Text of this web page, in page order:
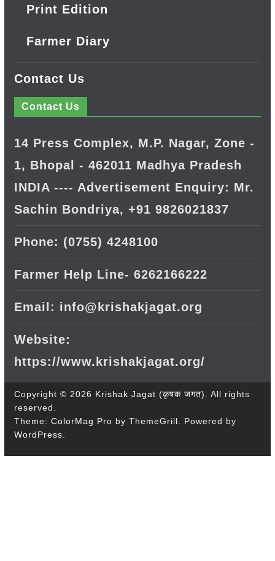
Print Edition
Farmer Diary
Contact Us
Contact Us
14 Press Complex, M.P. Nagar, Zone -
1, Bhopal - 462011 Madhya Pradesh
INDIA ---- Advertisement Enquiry: Mr.
Sachin Bondriya, +91 9826021837
Phone: (0755) 4248100
Farmer Help Line- 6262166222
Email: info@krishakjagat.org
Website:
https://www.krishakjagat.org/
Copyright © 2026 Krishak Jagat (कृषक जगत)
. All rights
reserved.
Theme: ColorMag Pro by ThemeGrill. Powered by
WordPress